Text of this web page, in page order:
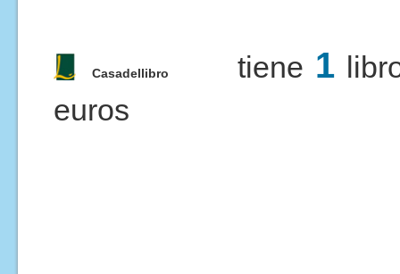
Casadellibro tiene 1
euros